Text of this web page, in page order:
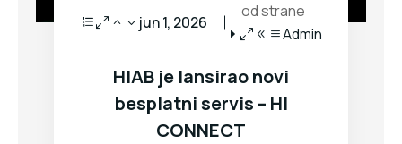
HIAB je lansirao novi
besplatni servis – HI
CONNECT
od strane
Admin
jun 1, 2026